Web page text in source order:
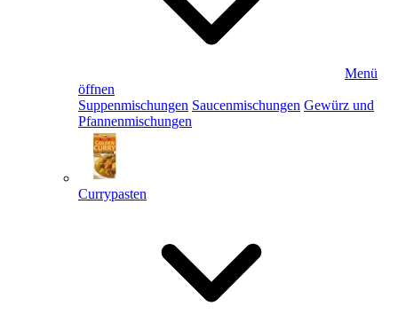
Menü
öffnen
Suppenmischungen Saucenmischungen Gewürz und
Pfannenmischungen
Currypasten